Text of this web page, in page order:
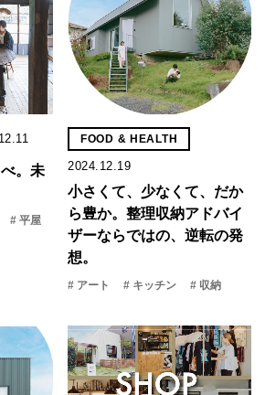
。未
# 平屋
FOOD & HEALTH
2024.12.19
小さくて、少なくて、だか
ら豊か。整理収納アドバイ
ザーならではの、逆転の発
想。
# アート # キッチン # 収納